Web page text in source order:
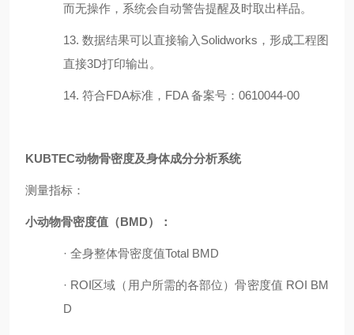
而无操作，系统会自动警告提醒及时取出样品。
13. 数据结果可以直接输入Solidworks，形成工程图
直接3D打印输出。
14. 符合FDA标准，FDA 备案号：0610044-00
KUBTEC动物骨密度及身体成分分析系统
测量指标：
小动物骨密度值（BMD）：
· 全身整体骨密度值Total BMD
· ROI区域（用户所需的各部位）骨密度值 ROI BM
D